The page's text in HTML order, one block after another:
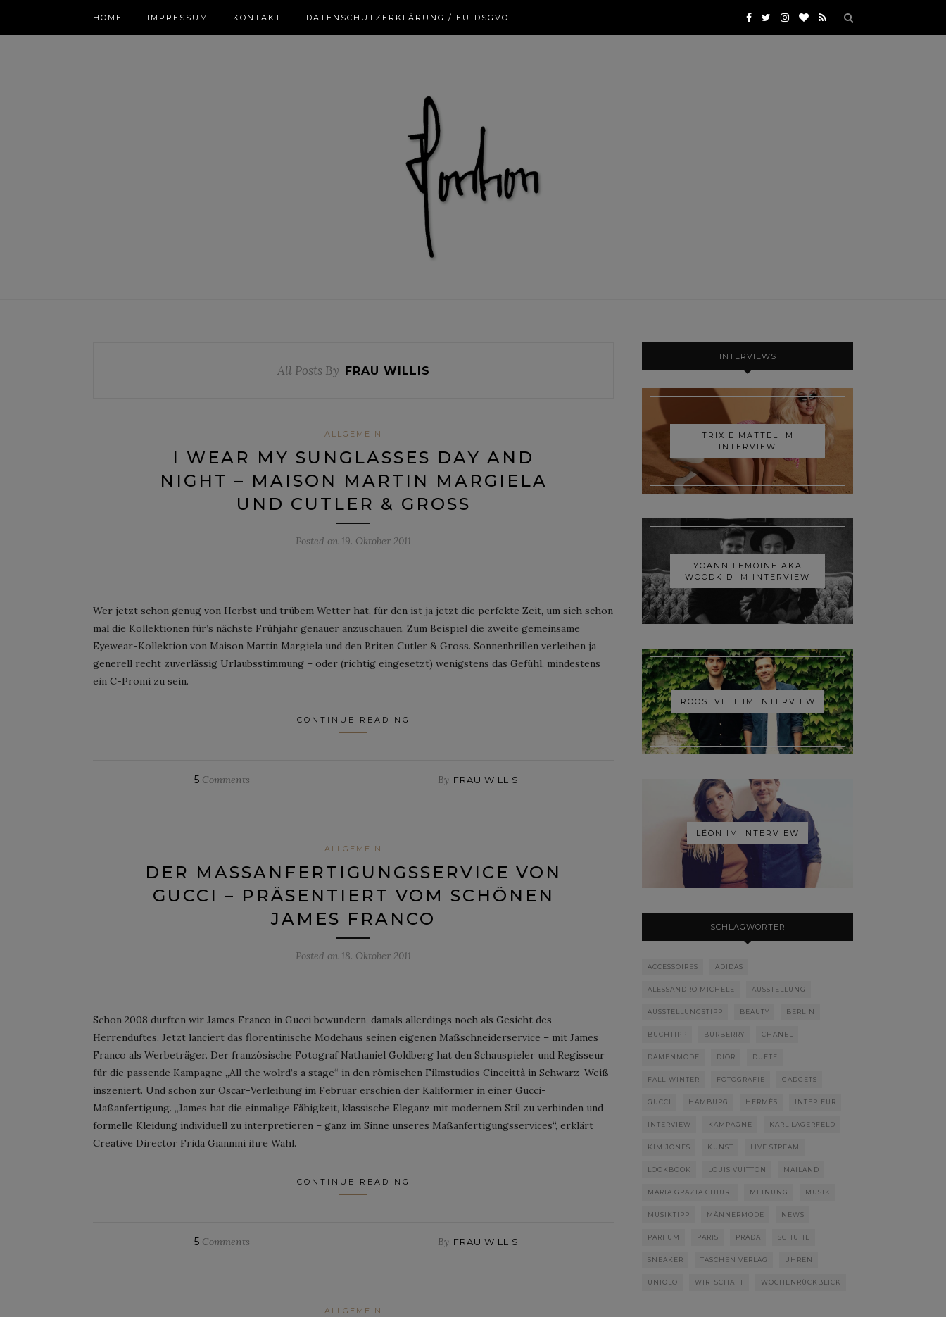
HOME IMPRESSUM KONTAKT DATENSCHUTZERKLÄRUNG / EU-DSGVO
All Posts By FRAU WILLIS
ALLGEMEIN
I WEAR MY SUNGLASSES DAY AND
NIGHT – MAISON MARTIN MARGIELA
UND CUTLER & GROSS
Posted on 19. Oktober 2011
Wer jetzt schon genug von Herbst und trübem Wetter hat, für den ist ja jetzt die perfekte Zeit, um sich schon
mal die Kollektionen für’s nächste Frühjahr genauer anzuschauen. Zum Beispiel die zweite gemeinsame
Eyewear-Kollektion von Maison Martin Margiela und den Briten Cutler & Gross. Sonnenbrillen verleihen ja
generell recht zuverlässig Urlaubsstimmung ­– oder (richtig eingesetzt) wenigstens das Gefühl, mindestens
ein C-Promi zu sein.
CONTINUE READING
5Comments By FRAU WILLIS
ALLGEMEIN
DER MASSANFERTIGUNGSSERVICE VON G
UCCI – PRÄSENTIERT VOM SCHÖNEN J
AMES FRANCO
Posted on 18. Oktober 2011
Schon 2008 durften wir James Franco in Gucci bewundern, damals allerdings noch als Gesicht des
Herrenduftes. Jetzt lanciert das florentinische Modehaus seinen eigenen Maßschneiderservice – mit James
Franco als Werbeträger. Der französische Fotograf Nathaniel Goldberg hat den Schauspieler und Regisseur
für die passende Kampagne „All the wolrd’s a stage“ in den römischen Filmstudios Cinecittà in Schwarz-Weiß
inszeniert. Und schon zur Oscar-Verleihung im Februar erschien der Kalifornier in einer Gucci-
Maßanfertigung. „James hat die einmalige Fähigkeit, klassische Eleganz mit modernem Stil zu verbinden und
formelle Kleidung individuell zu interpretieren – ganz im Sinne unseres Maßanfertigungsservices“, erklärt
Creative Director Frida Giannini ihre Wahl.
CONTINUE READING
5Comments By FRAU WILLIS
ALLGEMEIN
INTERVIEWS
TRIXIE MATTEL IM
INTERVIEW
YOANN LEMOINE AKA
WOODKID IM INTERVIEW
ROOSEVELT IM INTERVIEW
LÉON IM INTERVIEW
SCHLAGWÖRTER
ACCESSOIRES ADIDAS
ALESSANDRO MICHELE AUSSTELLUNG
AUSSTELLUNGSTIPP BEAUTY BERLIN
BUCHTIPP BURBERRY CHANEL
DAMENMODE DIOR DÜFTE
FALL-WINTER FOTOGRAFIE GADGETS
GUCCI HAMBURG HERMÈS INTERIEUR
INTERVIEW KAMPAGNE KARL LAGERFELD
KIM JONES KUNST LIVE STREAM
LOOKBOOK LOUIS VUITTON MAILAND
MARIA GRAZIA CHIURI MEINUNG MUSIK
MUSIKTIPP MÄNNERMODE NEWS
PARFUM PARIS PRADA SCHUHE
SNEAKER TASCHEN VERLAG UHREN
UNIQLO WIRTSCHAFT WOCHENRÜCKBLICK